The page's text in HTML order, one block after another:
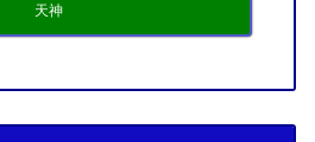
天神